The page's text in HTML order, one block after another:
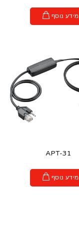
מידע נוסף
APT-31
מידע נוסף